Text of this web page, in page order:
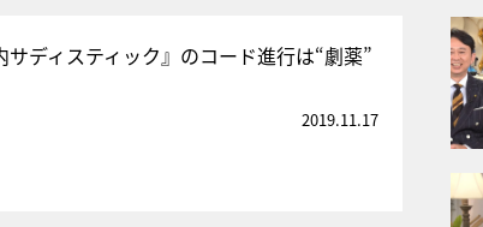
ディスティック』のコード進行は“劇薬”
2019.11.17